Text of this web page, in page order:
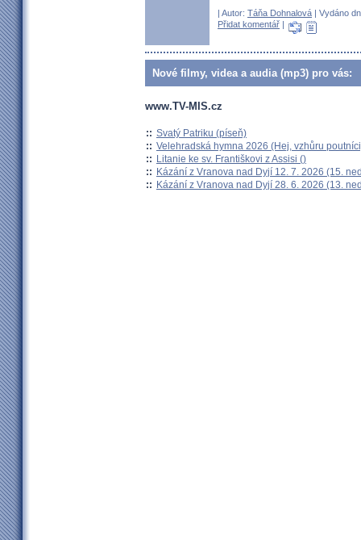
| Autor: Táňa Dohnalová | Vydáno
Přidat komentář |
Nové filmy, videa a audia (mp3) pro vás:
www.TV-MIS.cz
:: Svatý Patriku (píseň)
:: Velehradská hymna 2026 (Hej, vzhůru
:: Litanie ke sv. Františkovi z Assisi ()
:: Kázání z Vranova nad Dyjí 12. 7. 2026 (15.
:: Kázání z Vranova nad Dyjí 28. 6. 2026 (13.